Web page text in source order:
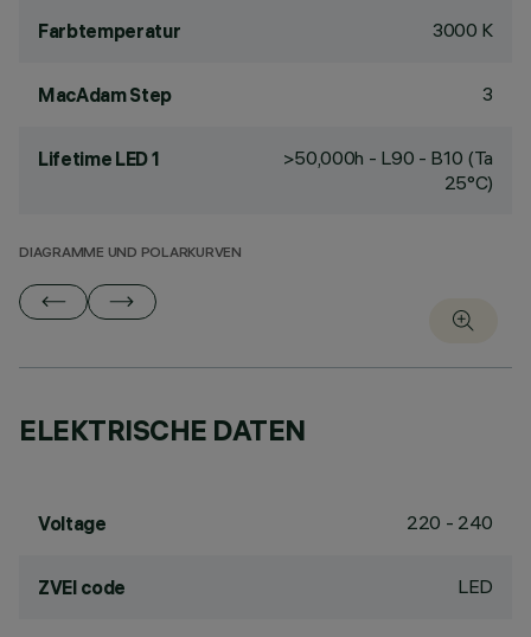
Farbtemperatur 3000 K
MacAdam Step 3
Lifetime LED 1
>50,000h - L90 - B10 (Ta
25°C)
DIAGRAMME UND POLARKURVEN
ELEKTRISCHE DATEN
Voltage 220 - 240
ZVEI code LED